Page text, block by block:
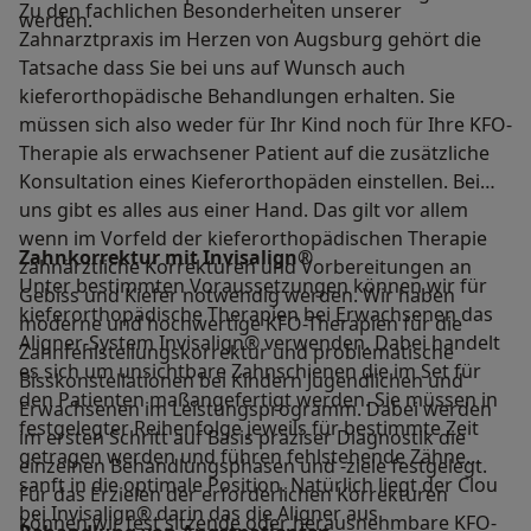
werden.
Zu den fachlichen Besonderheiten unserer
Zahnarztpraxis im Herzen von Augsburg gehört die
Tatsache dass Sie bei uns auf Wunsch auch
kieferorthopädische Behandlungen erhalten. Sie
müssen sich also weder für Ihr Kind noch für Ihre KFO-
Therapie als erwachsener Patient auf die zusätzliche
Konsultation eines Kieferorthopäden einstellen. Bei
uns gibt es alles aus einer Hand. Das gilt vor allem
wenn im Vorfeld der kieferorthopädischen Therapie
zahnärztliche Korrekturen und Vorbereitungen an
Gebiss und Kiefer notwendig werden. Wir haben
moderne und hochwertige KFO-Therapien für die
Zahnfehlstellungskorrektur und problematische
Bisskonstellationen bei Kindern Jugendlichen und
Erwachsenen im Leistungsprogramm. Dabei werden
im ersten Schritt auf Basis präziser Diagnostik die
einzelnen Behandlungsphasen und -ziele festgelegt.
Für das Erzielen der erforderlichen Korrekturen
können wir fest sitzende oder herausnehmbare KFO-
Zahnkorrektur mit Invisalign®
Unter bestimmten Voraussetzungen können wir für
kieferorthopädische Therapien bei Erwachsenen das
Aligner-System Invisalign® verwenden. Dabei handelt
es sich um unsichtbare Zahnschienen die im Set für
den Patienten maßangefertigt werden. Sie müssen in
festgelegter Reihenfolge jeweils für bestimmte Zeit
getragen werden und führen fehlstehende Zähne
sanft in die optimale Position. Natürlich liegt der Clou
bei Invisalign® darin das die Aligner aus